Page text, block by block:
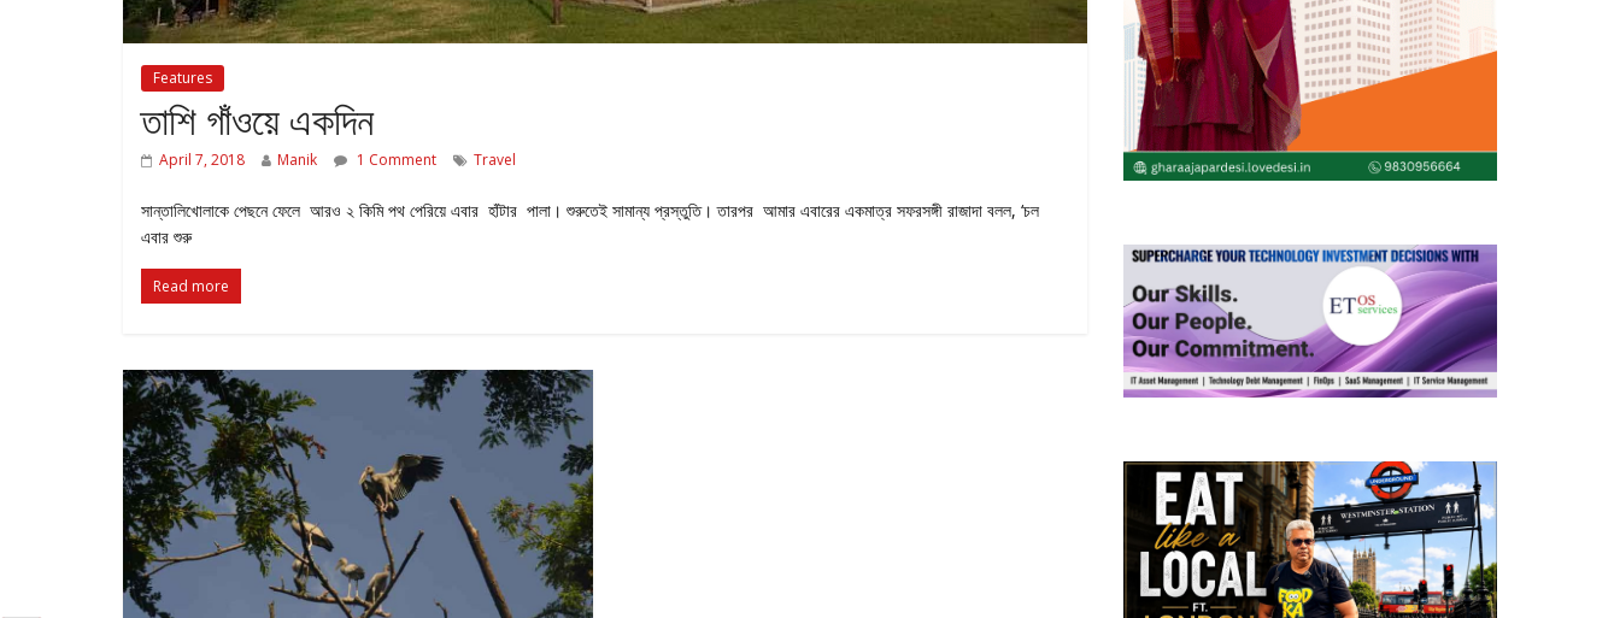
Features
তাশি গাঁওয়ে একদিন
April 7, 2018 Manik 1 Comment Travel
সান্তালিখোলাকে পেছনে ফেলে আরও ২ কিমি পথ পেরিয়ে এবার হাঁটার পালা। শুরুতেই সামান্য প্রস্তুতি। তারপর আমার এবারের একমাত্র সফরসঙ্গী রাজাদা বলল, ‘চল
এবার শুরু
Read more